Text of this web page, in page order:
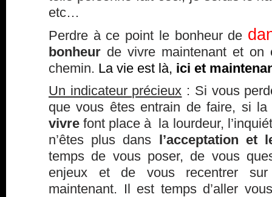
etc…
Perdre à ce point le bonheur de
bonheur de vivre maintenant et on
chemin. La vie est là, ici et
Un indicateur précieux : Si vous
que vous êtes entrain de faire, si
vivre font place à la lourdeur,
n’êtes plus dans l’acceptation et
temps de vous poser, de vous
enjeux et de vous recentrer
maintenant. Il est temps d’aller